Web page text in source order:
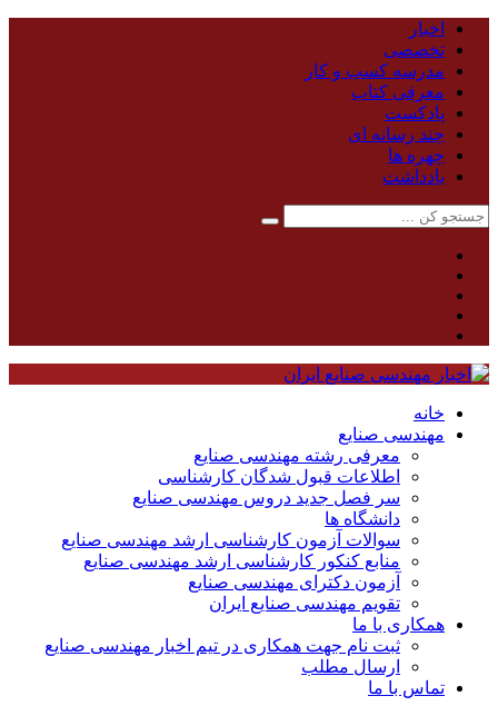
اخبار
تخصصی
مدرسه کسب و کار
معرفی کتاب
پادکست
چند رسانه ای
چهره ها
یادداشت
خانه
مهندسی صنایع
معرفی رشته مهندسی صنایع
اطلاعات قبول شدگان کارشناسی
سر فصل جدید دروس مهندسی صنایع
دانشگاه ها
سوالات آزمون کارشناسی ارشد مهندسی صنایع
منابع کنکور کارشناسی ارشد مهندسی صنایع
آزمون دکترای مهندسی صنایع
تقویم مهندسی صنایع ایران
همکاری با ما
ثبت نام جهت همکاری در تیم اخبار مهندسی صنایع
ارسال مطلب
تماس با ما